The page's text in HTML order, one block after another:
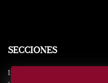
SECCIONES
Inicio